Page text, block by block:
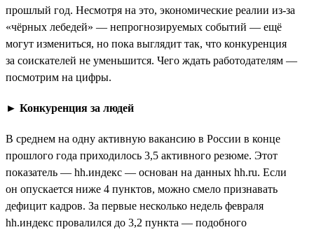
прошлый год. Несмотря на это, экономические реалии из-за
«чёрных лебедей» — непрогнозируемых событий — ещё
могут измениться, но пока выглядит так, что конкуренция
за соискателей не уменьшится. Чего ждать работодателям —
посмотрим на цифры.
► Конкуренция за людей
В среднем на одну активную вакансию в России в конце
прошлого года приходилось 3,5 активного резюме. Этот
показатель — hh.индекс — основан на данных hh.ru. Если
он опускается ниже 4 пунктов, можно смело признавать
дефицит кадров. За первые несколько недель февраля
hh.индекс провалился до 3,2 пункта — подобного